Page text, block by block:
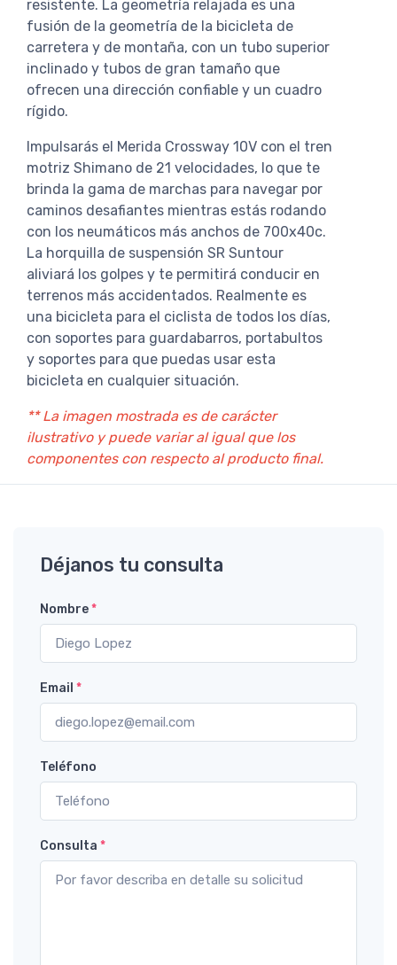
resistente. La geometría relajada es una
fusión de la geometría de la bicicleta de
carretera y de montaña, con un tubo superior
inclinado y tubos de gran tamaño que
ofrecen una dirección confiable y un cuadro
rígido.
Impulsarás el Merida Crossway 10V con el tren
motriz Shimano de 21 velocidades, lo que te
brinda la gama de marchas para navegar por
caminos desafiantes mientras estás rodando
con los neumáticos más anchos de 700x40c.
La horquilla de suspensión SR Suntour
aliviará los golpes y te permitirá conducir en
terrenos más accidentados. Realmente es
una bicicleta para el ciclista de todos los días,
con soportes para guardabarros, portabultos
y soportes para que puedas usar esta
bicicleta en cualquier situación.
** La imagen mostrada es de carácter
ilustrativo y puede variar al igual que los
componentes con respecto al producto final.
Déjanos tu consulta
Nombre*
Email *
Teléfono
Consulta *